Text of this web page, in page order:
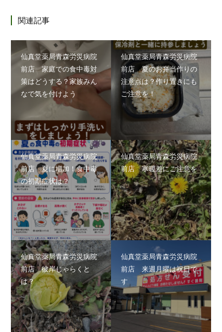
関連記事
仙真堂薬局青森労災病院
前店 家庭での食中毒対
策はどうする？家族みん
なで気を付けよう
仙真堂薬局青森労災病院
前店 夏のお弁当作りの
注意点は？作り置きにも
ご注意を！
仙真堂薬局青森労災病院
前店 夏に増加！食中毒
の初期症状は？
仙真堂薬局青森労災病院
前店 寒暖差にご注意を
仙真堂薬局青森労災病院
前店 彼岸じゃらくと
は？
仙真堂薬局青森労災病院
前店 来週月曜は祝日で
す